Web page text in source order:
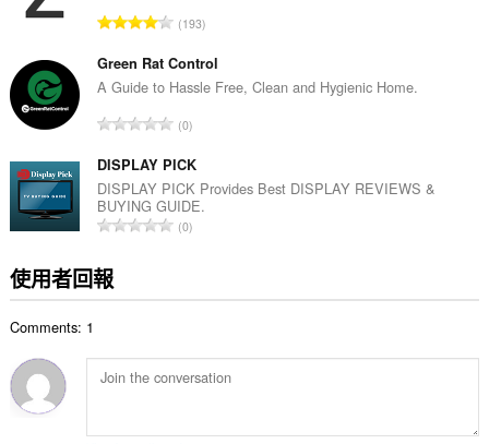
數
評
的
總
數
193
Green Rat Control
A Guide to Hassle Free, Clean and Hygienic Home.
評
的
總
次
數
0
DISPLAY PICK
DISPLAY PICK Provides Best DISPLAY REVIEWS &
BUYING GUIDE.
評
:
0
使用者回報
Comments: 1